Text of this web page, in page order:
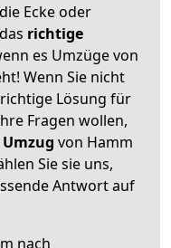
Ecke oder
richtige
es Umzüge von
Wenn Sie nicht
Lösung für
Fragen wollen,
von Hamm
Sie sie uns,
Antwort auf
nach